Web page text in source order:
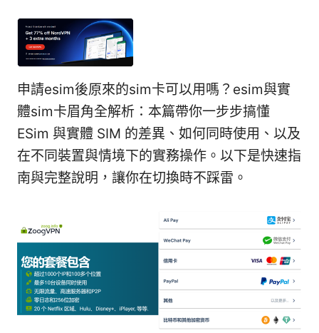
申請esim後原來的sim卡可以用嗎？esim與實
體sim卡眉角全解析：本篇帶你一步步搞懂
ESim 與實體 SIM 的差異、如何同時使用、以及
在不同裝置與情境下的實務操作。以下是快速指
南與完整說明，讓你在切換時不踩雷。